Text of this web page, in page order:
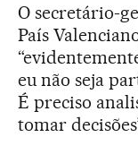
O secretário-
País
eu não seja
É preciso
tomar